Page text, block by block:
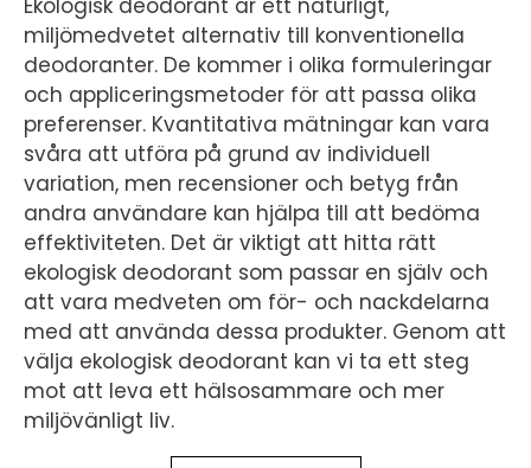
Ekologisk deodorant är ett naturligt,
miljömedvetet alternativ till konventionella
deodoranter. De kommer i olika formuleringar
och appliceringsmetoder för att passa olika
preferenser. Kvantitativa mätningar kan vara
svåra att utföra på grund av individuell
variation, men recensioner och betyg från
andra användare kan hjälpa till att bedöma
effektiviteten. Det är viktigt att hitta rätt
ekologisk deodorant som passar en själv och
att vara medveten om för- och nackdelarna
med att använda dessa produkter. Genom att
välja ekologisk deodorant kan vi ta ett steg
mot att leva ett hälsosammare och mer
miljövänligt liv.